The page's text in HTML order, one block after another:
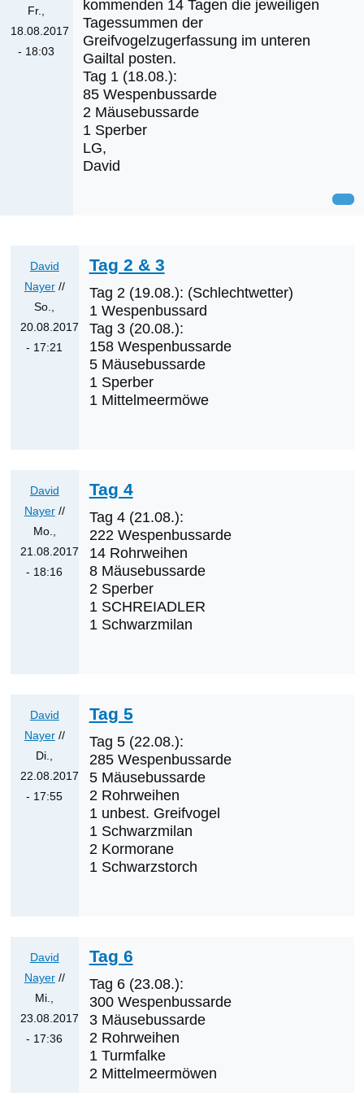
Fr.,
18.08.2017
- 18:03
kommenden 14 Tagen die jeweiligen
Tagessummen der
Greifvogelzugerfassung im unteren
Gailtal posten.
Tag 1 (18.08.):
85 Wespenbussarde
2 Mäusebussarde
1 Sperber
LG,
David
David
Nayer//
So.,
20.08.2017
- 17:21
Erstnachweise
sein?
von
Klaus
Cerjak
Tag 2 & 3
Tag 2 (19.08.): (Schlechtwetter)
1 Wespenbussard
Tag 3 (20.08.):
158 Wespenbussarde
5 Mäusebussarde
1 Sperber
1 Mittelmeermöwe
David
Nayer//
Mo.,
21.08.2017
- 18:16
von
David
Nayer
Tag 4
Tag 4 (21.08.):
222 Wespenbussarde
14 Rohrweihen
8 Mäusebussarde
2 Sperber
1 SCHREIADLER
1 Schwarzmilan
David
Nayer//
Di.,
22.08.2017
- 17:55
Tag 5
Tag 5 (22.08.):
285 Wespenbussarde
5 Mäusebussarde
2 Rohrweihen
1 unbest. Greifvogel
1 Schwarzmilan
2 Kormorane
1 Schwarzstorch
David
Nayer//
Mi.,
23.08.2017
- 17:36
Tag 6
Tag 6 (23.08.):
300 Wespenbussarde
3 Mäusebussarde
2 Rohrweihen
1 Turmfalke
2 Mittelmeermöwen